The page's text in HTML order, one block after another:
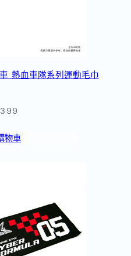
_熱血車隊系列運動毛巾
物車